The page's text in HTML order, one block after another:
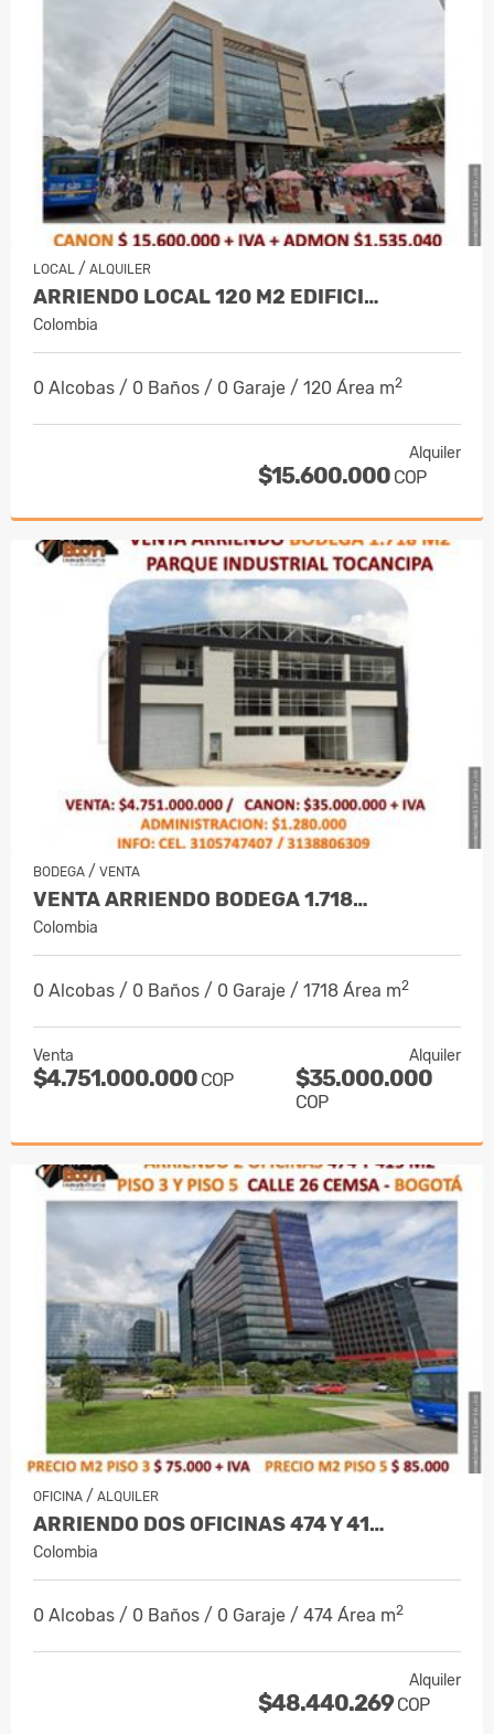
LOCAL / ALQUILER
ARRIENDO LOCAL 120 M2 EDIFICI…
Colombia
0 Alcobas / 0 Baños / 0 Garaje / 120 Área m2
Alquiler
$15.600.000 COP
BODEGA / VENTA
VENTA ARRIENDO BODEGA 1.718…
Colombia
0 Alcobas / 0 Baños / 0 Garaje / 1718 Área m2
Venta
$4.751.000.000 COP
Alquiler
$35.000.000
COP
OFICINA / ALQUILER
ARRIENDO DOS OFICINAS 474 Y 41…
Colombia
0 Alcobas / 0 Baños / 0 Garaje / 474 Área m2
Alquiler
$48.440.269COP